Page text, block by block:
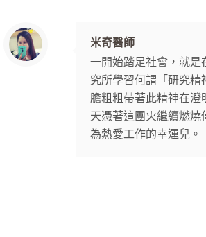
米奇醫師
一開始踏足社會，就是
究所學習何謂「研究精
膽粗粗帶著此精神在澄
天憑著這團火繼續燃燒
為熱愛工作的幸運兒。